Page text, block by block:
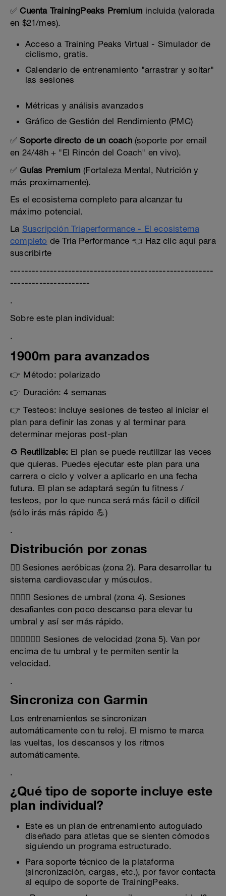
✅Cuenta TrainingPeaks Premium incluida (valorada
en $21/mes).
Acceso a Training Peaks Virtual - Simulador de
ciclismo, gratis.
Calendario de entrenamiento "arrastrar y soltar"
las sesiones
Métricas y análisis avanzados
Gráfico de Gestión del Rendimiento (PMC)
✅Soporte directo de un coach(soporte por email
en 24/48h + "El Rincón del Coach" en vivo).
✅Guías Premium (Fortaleza Mental, Nutrición y
más proximamente).
Es el ecosistema completo para alcanzar tu
máximo potencial.
La Suscripción Triaperformance - El ecosistema
completo de Tria Performance 👈 Haz clic aquí para
suscribirte
--------------------------------------------------------
----------------------
.
Sobre este plan individual:
.
1900m para avanzados
👉 Método: polarizado
👉 Duración: 4 semanas
👉 Testeos: incluye sesiones de testeo al iniciar el
plan para definir las zonas y al terminar para
determinar mejoras post-plan
♻️ Reutilizable: El plan se puede reutilizar las veces
que quieras. Puedes ejecutar este plan para una
carrera o ciclo y volver a aplicarlo en una fecha
futura. El plan se adaptará según tu fitness /
testeos, por lo que nunca será más fácil o difícil
(sólo irás más rápido 💪)
.
Distribución por zonas
🏊‍♂️ Sesiones aeróbicas (zona 2). Para desarrollar tu
sistema cardiovascular y músculos.
🏊‍♂️🏊‍♂️ Sesiones de umbral (zona 4). Sesiones
desafiantes con poco descanso para elevar tu
umbral y así ser más rápido.
🏊‍♂️🏊‍♂️🏊‍♂️ Sesiones de velocidad (zona 5). Van por
encima de tu umbral y te permiten sentir la
velocidad.
.
Sincroniza con Garmin
Los entrenamientos se sincronizan
automáticamente con tu reloj. El mismo te marca
las vueltas, los descansos y los ritmos
automáticamente.
.
¿Qué tipo de soporte incluye este
plan individual?
Este es un plan de entrenamiento autoguiado
diseñado para atletas que se sienten cómodos
siguiendo un programa estructurado.
Para soporte técnico de la plataforma
(sincronización, cargas, etc.), por favor contacta
al equipo de soporte de TrainingPeaks.